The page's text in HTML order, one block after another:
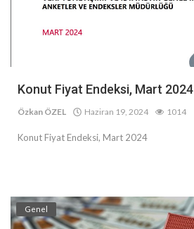
Konut Fiyat Endeksi, Mart 2024
Özkan ÖZEL Haziran 19, 2024 1014
Konut Fiyat Endeksi, Mart 2024
Genel